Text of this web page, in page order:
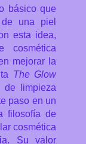
básico que
una piel
esta idea,
mejorar la
The Glow
limpieza
paso en un
filosofía de
cosmética
Su valor